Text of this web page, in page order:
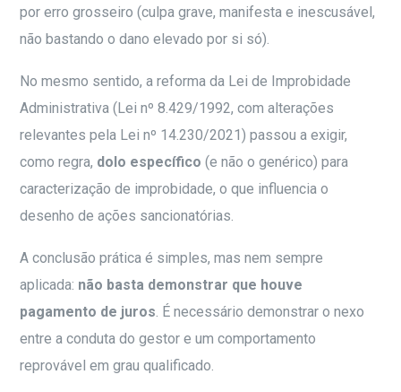
por erro grosseiro (culpa grave, manifesta e inescusável,
não bastando o dano elevado por si só).
No mesmo sentido, a reforma da Lei de Improbidade
Administrativa (Lei nº 8.429/1992, com alterações
relevantes pela Lei nº 14.230/2021) passou a exigir,
como regra, dolo específico (e não o genérico) para
caracterização de improbidade, o que influencia o
desenho de ações sancionatórias.
A conclusão prática é simples, mas nem sempre
aplicada: não basta demonstrar que houve
pagamento de juros . É necessário demonstrar o nexo
entre a conduta do gestor e um comportamento
reprovável em grau qualificado.